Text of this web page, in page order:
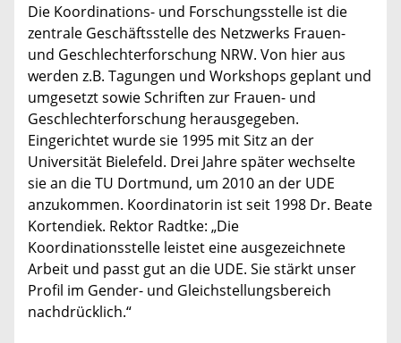
Die Koordinations- und Forschungsstelle ist die
zentrale Geschäftsstelle des Netzwerks Frauen-
und Geschlechterforschung NRW. Von hier aus
werden z.B. Tagungen und Workshops geplant und
umgesetzt sowie Schriften zur Frauen- und
Geschlechterforschung herausgegeben.
Eingerichtet wurde sie 1995 mit Sitz an der
Universität Bielefeld. Drei Jahre später wechselte
sie an die TU Dortmund, um 2010 an der UDE
anzukommen. Koordinatorin ist seit 1998 Dr. Beate
Kortendiek. Rektor Radtke: „Die
Koordinationsstelle leistet eine ausgezeichnete
Arbeit und passt gut an die UDE. Sie stärkt unser
Profil im Gender- und Gleichstellungsbereich
nachdrücklich.“